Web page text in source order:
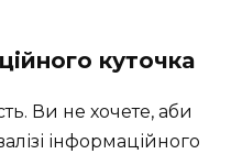
куточка
Ви не хочете, аби
інформаційного